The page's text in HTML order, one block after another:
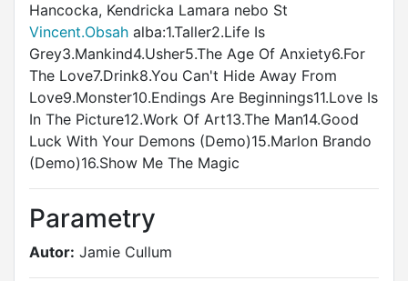
Hancocka, Kendricka Lamara nebo St
Vincent.Obsah alba:1.Taller2.Life Is
Grey3.Mankind4.Usher5.The Age Of Anxiety6.For
The Love7.Drink8.You Can't Hide Away From
Love9.Monster10.Endings Are Beginnings11.Love Is
In The Picture12.Work Of Art13.The Man14.Good
Luck With Your Demons (Demo)15.Marlon Brando
(Demo)16.Show Me The Magic
Parametry
Autor: Jamie Cullum